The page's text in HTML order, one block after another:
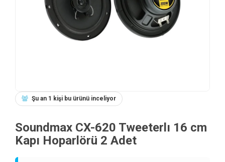
Şu an 1 kişi bu ürünü inceliyor
Soundmax CX-620 Tweeterlı 16 cm
Kapı Hoparlörü 2 Adet